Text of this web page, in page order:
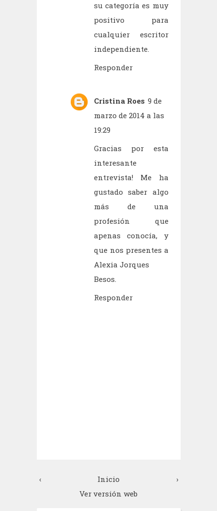
su categoría es muy
positivo para
cualquier escritor
independiente.
Responder
Cristina Roes 9 de
marzo de 2014 a las
19:29
Gracias por esta
interesante
entrevista! Me ha
gustado saber algo
más de una
profesión que
apenas conocía, y
que nos presentes a
Alexia Jorques
Besos.
Responder
‹ ›
Inicio
Ver versión web